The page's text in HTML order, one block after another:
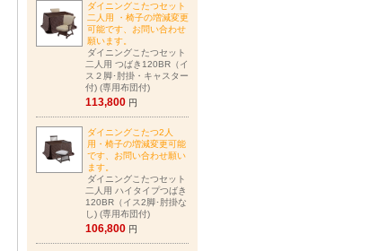
ダイニングこたつセット
二人用 ・椅子の増減変更
可能です、お問い合わせ
願います。
ダイニングこたつセット
二人用 つばき120BR（イ
ス２脚･肘掛・キャスター
付) (専用布団付)
113,800 円
ダイニングこたつ2人
用・椅子の増減変更可能
です、お問い合わせ願い
ます。
ダイニングこたつセット
二人用 ハイタイプつばき
120BR（イス2脚･肘掛な
し) (専用布団付)
106,800 円